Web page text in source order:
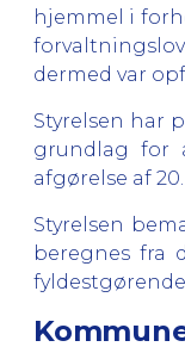
hjemmel i
dermed var
Styrelsen har
grundlag for
afgørelse af
Styrelsen
beregnes fra